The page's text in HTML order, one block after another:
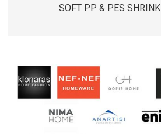
SOFT PP & PES SHRINK